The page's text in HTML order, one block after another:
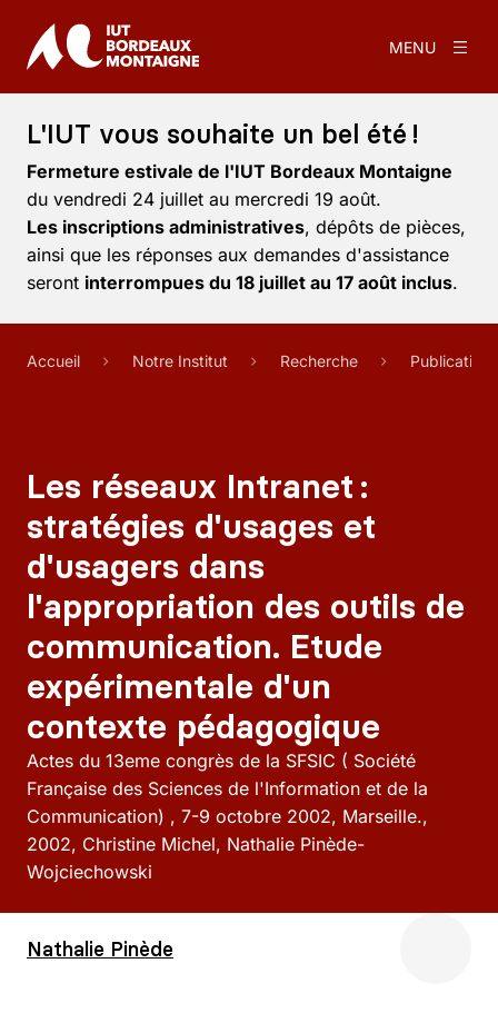
MENU
L'IUT vous souhaite un bel été !
Fermeture estivale de l'IUT Bordeaux Montaigne
du vendredi 24 juillet au mercredi 19 août.
Les inscriptions administratives, dépôts de pièces,
ainsi que les réponses aux demandes d'assistance
seront interrompues du 18 juillet au 17 août inclus.
Accueil Notre Institut Recherche
Les réseaux Intranet :
stratégies d'usages et
d'usagers dans
l'appropriation des outils de
communication. Etude
expérimentale d'un
contexte pédagogique
Actes du 13eme congrès de la SFSIC ( Société
Française des Sciences de l'Information et de la
Communication) , 7-9 octobre 2002, Marseille.
2002 Christine Michel, Nathalie Pinède-
Wojciechowski
Nathalie Pinède